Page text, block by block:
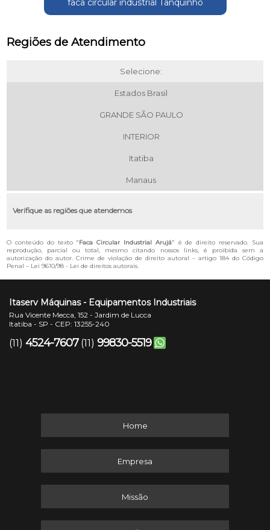
faca circular industrial Tanquinho
Regiões de Atendimento
Selecione:
Estados Brasil
GRANDE SÃO PAULO
INTERIOR
Itatiba
Manaus
Verifique as regiões que atendemos
O conteúdo do texto "Faca Circular Industrial Arujá" é de direito reservado. Sua
reprodução, parcial ou total, mesmo citando nossos links, é proibida sem a
autorização do autor. Crime de violação de direito autoral – artigo 184 do Código
Penal – Lei 9610/98 - Lei de direitos autorais.
Itaserv Máquinas - Equipamentos Industriais
Rua Vicente Mecca, 152 - Jardim de Lucca
Itatiba - SP - CEP: 13255-240
(11) 4524-7607 (11) 99830-5519
Home
Empresa
Missão